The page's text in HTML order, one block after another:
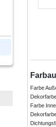
Farbe
Farbe